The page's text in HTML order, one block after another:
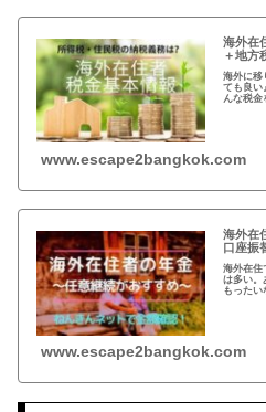
海外在
＋地方
海外に移
ても良い
んな税金
www.escape2bangkok.com
海外在
口座振
海外在住
は多い。
もったい
www.escape2bangkok.com